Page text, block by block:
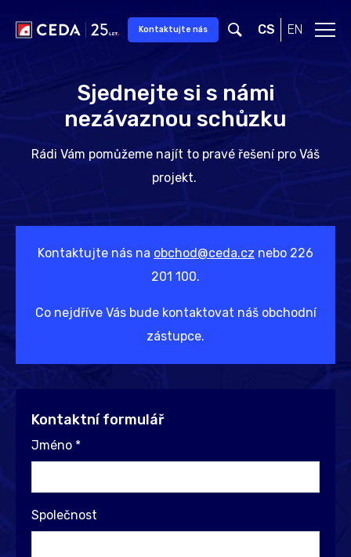
Kontaktujte nás CS EN
Sjednejte si s námi
nezávaznou schůzku
Rádi Vám pomůžeme najít to pravé řešení pro Váš
projekt.
Kontaktujte nás na obchod@ceda.cz nebo 226
201 100.
Co nejdříve Vás bude kontaktovat náš obchodní
zástupce.
Kontaktní formulář
Jméno *
Společnost